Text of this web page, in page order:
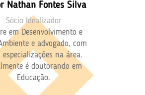
Nathan Fontes Silva
Sócio Idealizador
em Desenvolvimento e
e advogado, com
especializações na área.
é doutorando em
Educação.